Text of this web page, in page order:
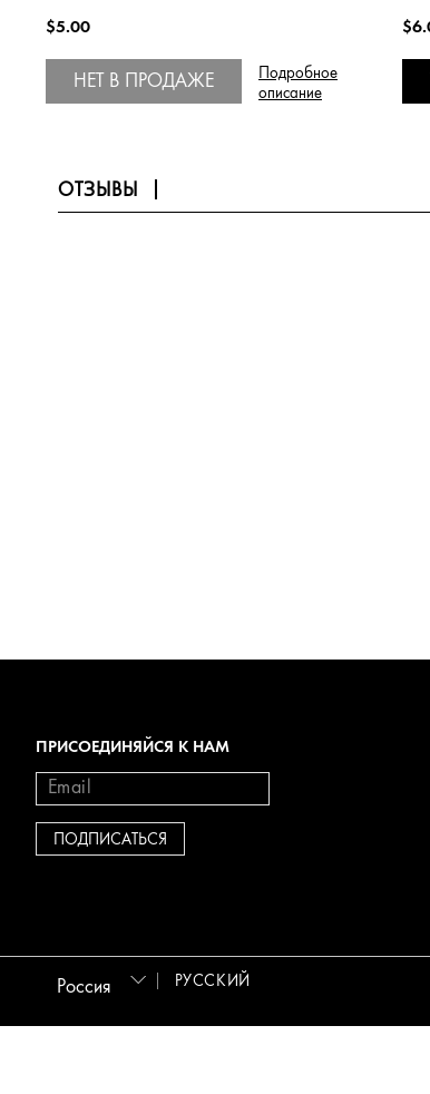
$5.00
НЕТ В ПРОДАЖЕ
Подробное
описание
ОТЗЫВЫ
ПРИСОЕДИНЯЙСЯ К НАМ
Россия РУССКИЙ